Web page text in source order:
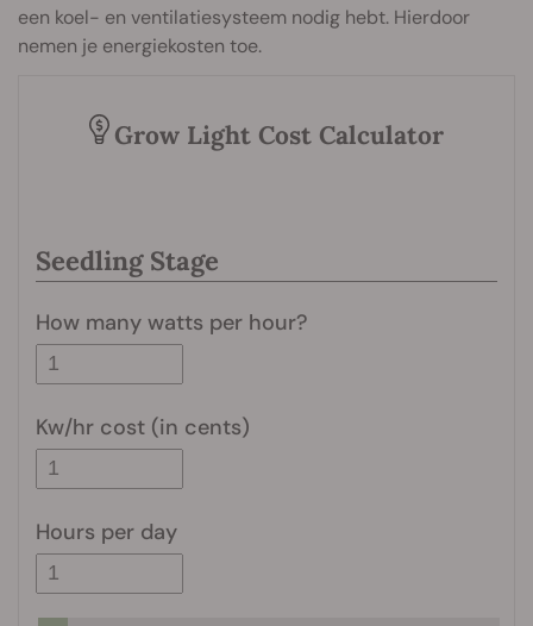
een koel- en ventilatiesysteem nodig hebt. Hierdoor
nemen je energiekosten toe.
Grow Light Cost Calculator
Seedling Stage
How many watts per hour?
Kw/hr cost (in cents)
Hours per day